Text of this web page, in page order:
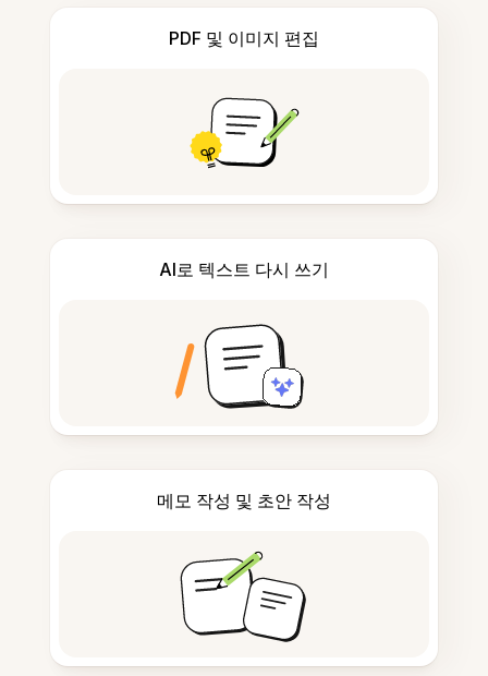
PDF 및 이미지 편집
AI로 텍스트 다시 쓰기
메모 작성 및 초안 작성